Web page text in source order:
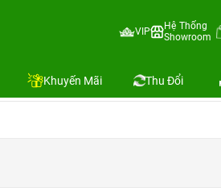
VIP
Hệ Thống
Showroom
Khuyến Mãi Thu Đổi